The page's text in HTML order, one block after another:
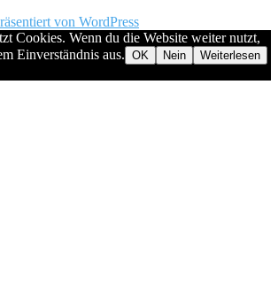
von WordPress
Cookies. Wenn du die Website weiter nutzt,
Einverständnis aus. OK Nein Weiterlesen